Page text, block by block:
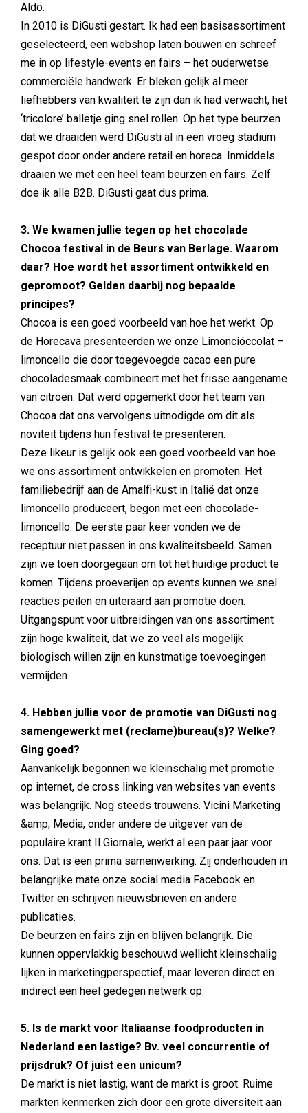
Aldo.
In 2010 is DiGusti gestart. Ik had een basisassortiment
geselecteerd, een webshop laten bouwen en schreef
me in op lifestyle-events en fairs – het ouderwetse
commerciële handwerk. Er bleken gelijk al meer
liefhebbers van kwaliteit te zijn dan ik had verwacht, het
‘tricolore’ balletje ging snel rollen. Op het type beurzen
dat we draaiden werd DiGusti al in een vroeg stadium
gespot door onder andere retail en horeca. Inmiddels
draaien we met een heel team beurzen en fairs. Zelf
doe ik alle B2B. DiGusti gaat dus prima.
3. We kwamen jullie tegen op het chocolade
Chocoa festival in de Beurs van Berlage. Waarom
daar? Hoe wordt het assortiment ontwikkeld en
gepromoot? Gelden daarbij nog bepaalde
principes?
Chocoa is een goed voorbeeld van hoe het werkt. Op
de Horecava presenteerden we onze Limoncióccolat –
limoncello die door toegevoegde cacao een pure
chocoladesmaak combineert met het frisse aangename
van citroen. Dat werd opgemerkt door het team van
Chocoa dat ons vervolgens uitnodigde om dit als
noviteit tijdens hun festival te presenteren.
Deze likeur is gelijk ook een goed voorbeeld van hoe
we ons assortiment ontwikkelen en promoten. Het
familiebedrijf aan de Amalfi-kust in Italië dat onze
limoncello produceert, begon met een chocolade-
limoncello. De eerste paar keer vonden we de
receptuur niet passen in ons kwaliteitsbeeld. Samen
zijn we toen doorgegaan om tot het huidige product te
komen. Tijdens proeverijen op events kunnen we snel
reacties peilen en uiteraard aan promotie doen.
Uitgangspunt voor uitbreidingen van ons assortiment
zijn hoge kwaliteit, dat we zo veel als mogelijk
biologisch willen zijn en kunstmatige toevoegingen
vermijden.
4. Hebben jullie voor de promotie van DiGusti nog
samengewerkt met (reclame)bureau(s)? Welke?
Ging goed?
Aanvankelijk begonnen we kleinschalig met promotie
op internet, de cross linking van websites van events
was belangrijk. Nog steeds trouwens. Vicini Marketing
&amp; Media, onder andere de uitgever van de
populaire krant Il Giornale, werkt al een paar jaar voor
ons. Dat is een prima samenwerking. Zij onderhouden in
belangrijke mate onze social media Facebook en
Twitter en schrijven nieuwsbrieven en andere
publicaties.
De beurzen en fairs zijn en blijven belangrijk. Die
kunnen oppervlakkig beschouwd wellicht kleinschalig
lijken in marketingperspectief, maar leveren direct en
indirect een heel gedegen netwerk op.
5. Is de markt voor Italiaanse foodproducten in
Nederland een lastige? Bv. veel concurrentie of
prijsdruk? Of juist een unicum?
De markt is niet lastig, want de markt is groot. Ruime
markten kenmerken zich door een grote diversiteit aan